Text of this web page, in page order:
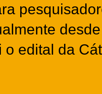
o edital da